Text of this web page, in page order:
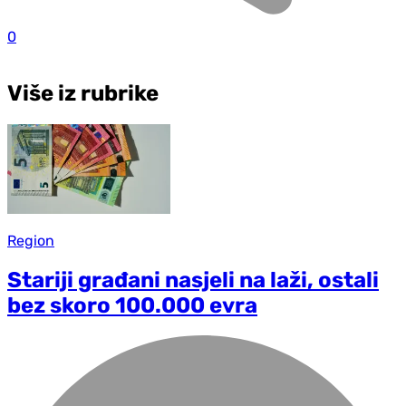
0
Više iz rubrike
Region
Stariji građani nasjeli na laži, ostali
bez skoro 100.000 evra